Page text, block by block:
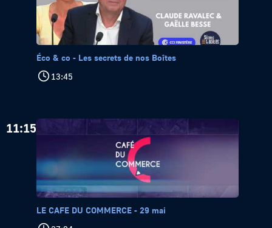
Éco & co - Les secrets de nos Boîtes
13:45
11:15
LE CAFE DU COMMERCE - 29 mai